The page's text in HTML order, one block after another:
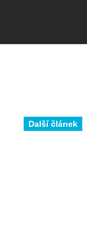
Další článek